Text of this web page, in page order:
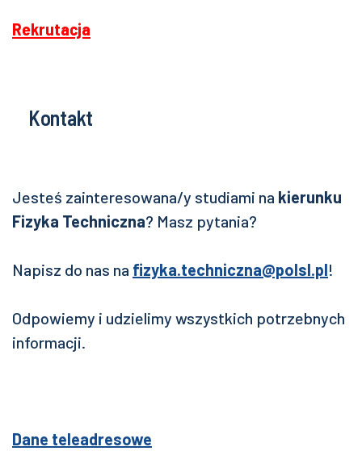
Rekrutacja
Kontakt
Jesteś zainteresowana/y studiami na kierunku
Fizyka Techniczna? Masz pytania?
Napisz do nas na fizyka.techniczna@polsl.pl!
Odpowiemy i udzielimy wszystkich potrzebnych
informacji.
Dane teleadresowe